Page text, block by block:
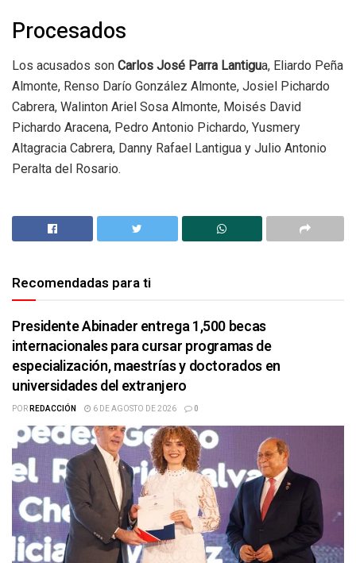
Procesados
Los acusados son Carlos José Parra Lantigua, Eliardo Peña
Almonte, Renso Darío González Almonte, Josiel Pichardo
Cabrera, Walinton Ariel Sosa Almonte, Moisés David
Pichardo Aracena, Pedro Antonio Pichardo, Yusmery
Altagracia Cabrera, Danny Rafael Lantigua y Julio Antonio
Peralta del Rosario.
Recomendadas para ti
Presidente Abinader entrega 1,500 becas
internacionales para cursar programas de
especialización, maestrías y doctorados en
universidades del extranjero
PORREDACCIÓN 6 DE AGOSTO DE 2026 0